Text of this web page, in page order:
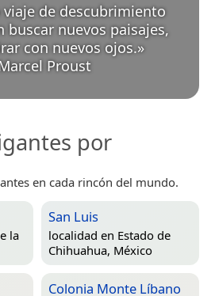
viaje de descubrimiento
buscar nuevos paisajes,
con nuevos ojos.
Proust
por
en cada rincón del mundo.
la
San Luis
localidad en Estado de
Chihuahua, México
Colonia Monte Líbano